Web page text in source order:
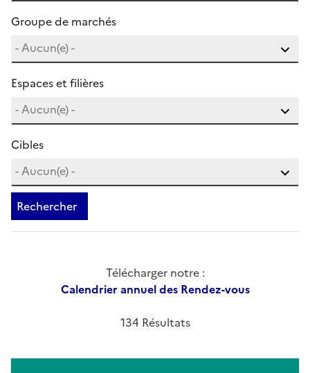
Groupe de marchés
Espaces et filières
Cibles
Rechercher
Télécharger notre :
Calendrier annuel des Rendez-vous
134 Résultats